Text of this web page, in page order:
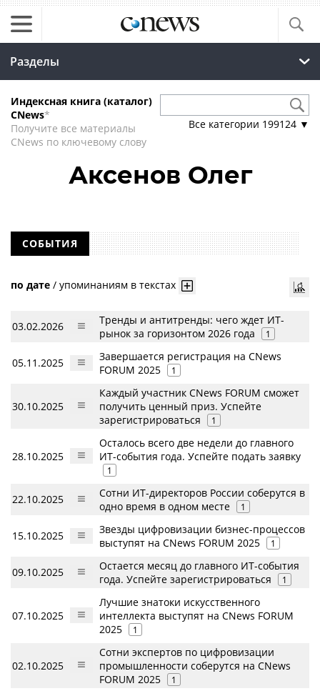
Разделы
Индексная книга (каталог)
CNews*
Получите все материалы
CNews по ключевому слову
Все категории 199124 ▼
Аксенов Олег
СОБЫТИЯ
по дате / упоминаниям в текстах
03.02.2026
Тренды и антитренды: чего ждет ИТ-
рынок за горизонтом 2026 года
1
05.11.2025
Завершается регистрация на CNews
FORUM 2025
1
30.10.2025
Каждый участник CNews FORUM сможет
получить ценный приз. Успейте
зарегистрироваться
1
28.10.2025
Осталось всего две недели до главного
ИТ-события года. Успейте подать заявку
1
22.10.2025
Сотни ИТ-директоров России соберутся в
одно время в одном месте
1
15.10.2025
Звезды цифровизации бизнес-процессов
выступят на CNews FORUM 2025
1
09.10.2025
Остается месяц до главного ИТ-события
года. Успейте зарегистрироваться
1
07.10.2025
Лучшие знатоки искусственного
интеллекта выступят на CNews FORUM
2025
1
02.10.2025
Сотни экспертов по цифровизации
промышленности соберутся на CNews
FORUM 2025
1